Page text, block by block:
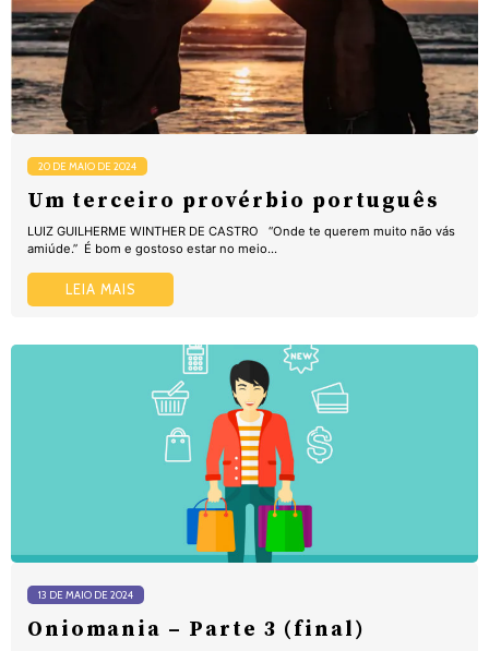
20 DE MAIO DE 2024
Um terceiro provérbio português
LUIZ GUILHERME WINTHER DE CASTRO “Onde te querem muito não vás
amiúde.” É bom e gostoso estar no meio...
LEIA MAIS
13 DE MAIO DE 2024
Oniomania – Parte 3 (final)